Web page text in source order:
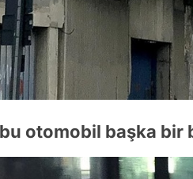
bu otomobil başka